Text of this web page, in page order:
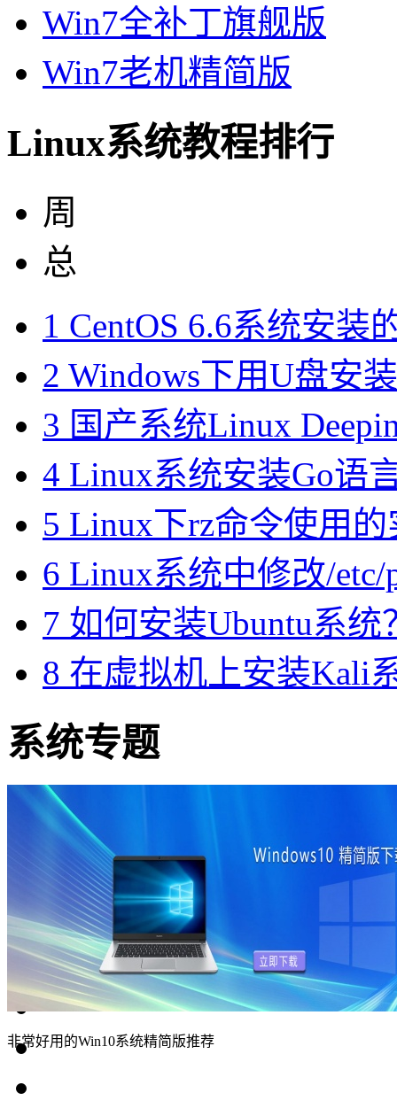
Win7全补丁旗舰版
Win7老机精简版
Linux系统教程排行
周
总
1 CentOS 6.6系统安装
2 Windows下用U盘安
3 国产系统Linux
4 Linux系统安装Go语
5 Linux下rz命令使用
6 Linux系统中修改/
7 如何安装Ubuntu系
8 在虚拟机上安装Kali
系统专题
非常好用的Win10系统精简版推荐